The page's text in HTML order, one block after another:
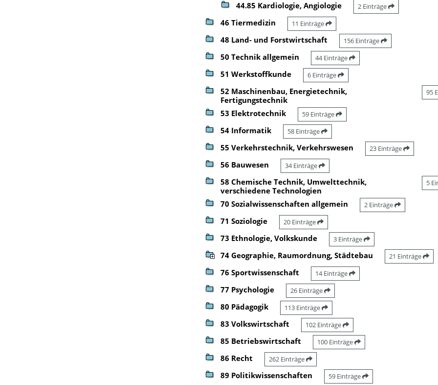
44.85 Kardiologie, Angiologie 2 Einträge
46 Tiermedizin 11 Einträge
48 Land- und Forstwirtschaft 156 Einträge
50 Technik allgemein 44 Einträge
51 Werkstoffkunde 6 Einträge
52 Maschinenbau, Energietechnik,
Fertigungstechnik
95
53 Elektrotechnik 59 Einträge
54 Informatik 58 Einträge
55 Verkehrstechnik, Verkehrswesen 23 Einträge
56 Bauwesen 34 Einträge
58 Chemische Technik, Umwelttechnik,
verschiedene Technologien
5
70 Sozialwissenschaften allgemein 2 Einträge
71 Soziologie 20 Einträge
73 Ethnologie, Volkskunde 3 Einträge
74 Geographie, Raumordnung, Städtebau 21 Einträge
76 Sportwissenschaft 14 Einträge
77 Psychologie 26 Einträge
80 Pädagogik 113 Einträge
83 Volkswirtschaft 102 Einträge
85 Betriebswirtschaft 100 Einträge
86 Recht 262 Einträge
89 Politikwissenschaften 59 Einträge